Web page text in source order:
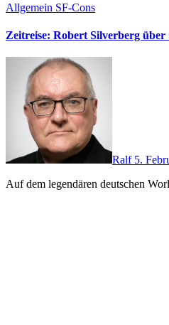
Allgemein SF-Cons
Zeitreise: Robert Silverberg über
Ralf 5.
Auf dem legendären deutschen